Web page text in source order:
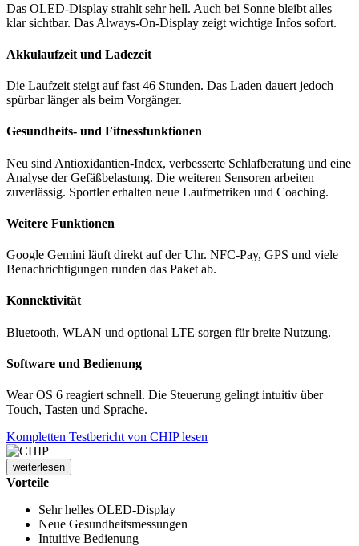
Das OLED-Display strahlt sehr hell. Auch bei Sonne bleibt alles
klar sichtbar. Das Always-On-Display zeigt wichtige Infos sofort.
Akkulaufzeit und Ladezeit
Die Laufzeit steigt auf fast 46 Stunden. Das Laden dauert jedoch
spürbar länger als beim Vorgänger.
Gesundheits- und Fitnessfunktionen
Neu sind Antioxidantien-Index, verbesserte Schlafberatung und eine
Analyse der Gefäßbelastung. Die weiteren Sensoren arbeiten
zuverlässig. Sportler erhalten neue Laufmetriken und Coaching.
Weitere Funktionen
Google Gemini läuft direkt auf der Uhr. NFC-Pay, GPS und viele
Benachrichtigungen runden das Paket ab.
Konnektivität
Bluetooth, WLAN und optional LTE sorgen für breite Nutzung.
Software und Bedienung
Wear OS 6 reagiert schnell. Die Steuerung gelingt intuitiv über
Touch, Tasten und Sprache.
Kompletten Testbericht von CHIP lesen
weiterlesen
Vorteile
Sehr helles OLED-Display
Neue Gesundheitsmessungen
Intuitive Bedienung